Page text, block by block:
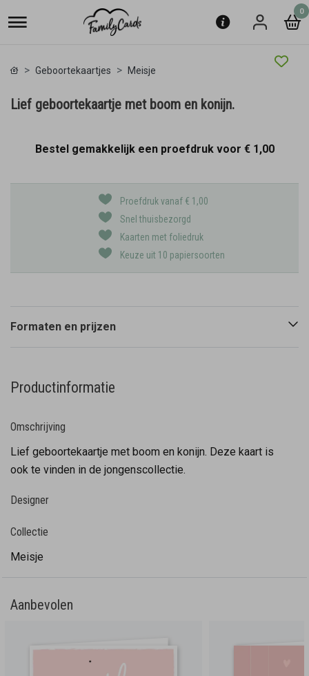
0
Geboortekaartjes Meisje
Lief geboortekaartje met boom en konijn.
Bestel gemakkelijk een proefdruk voor € 1,00
Proefdruk vanaf € 1,00
Snel thuisbezorgd
Kaarten met foliedruk
Keuze uit 10 papiersoorten
Formaten en prijzen
Productinformatie
Omschrijving
Lief geboortekaartje met boom en konijn. Deze kaart is
ook te vinden in de jongenscollectie.
Designer
Collectie
Meisje
Aanbevolen